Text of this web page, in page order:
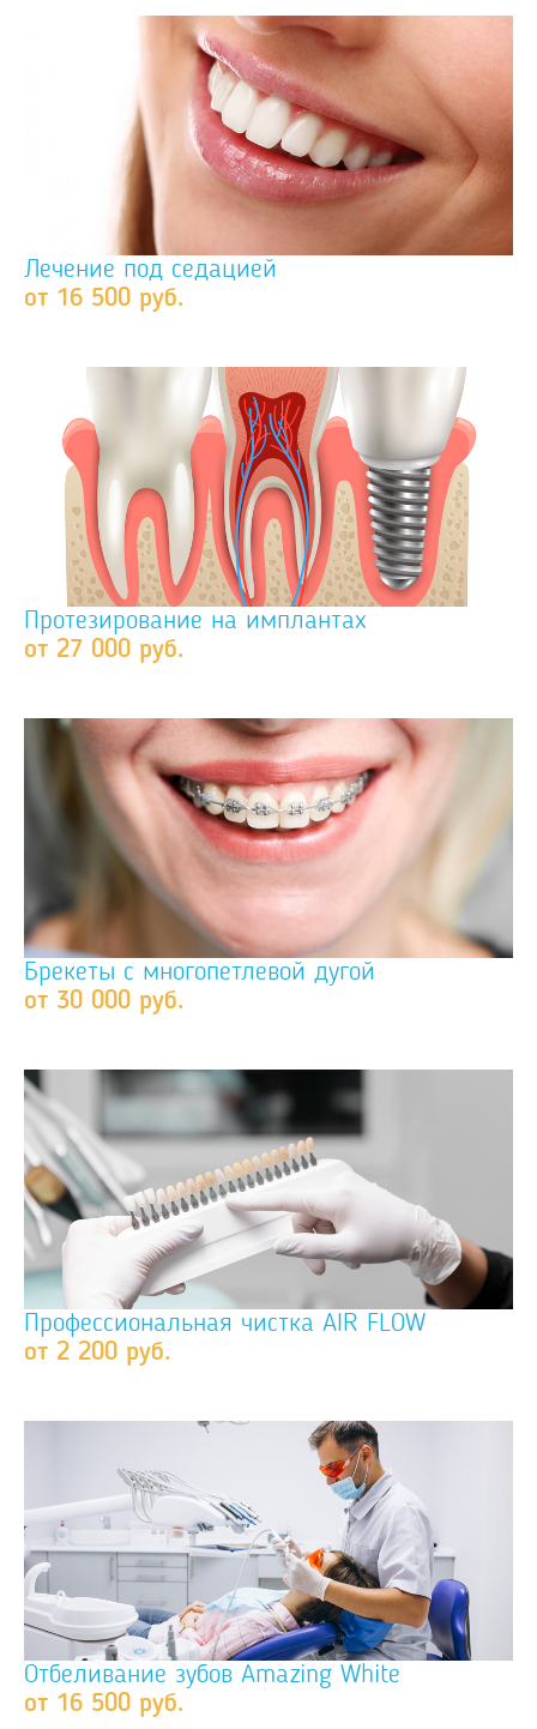
Лечение под седацией
от 16 500 руб.
Протезирование на имплантах
от 27 000 руб.
Брекеты с многопетлевой дугой
от 30 000 руб.
Профессиональная чистка AIR FLOW
от 2 200 руб.
Отбеливание зубов Amazing White
от 16 500 руб.